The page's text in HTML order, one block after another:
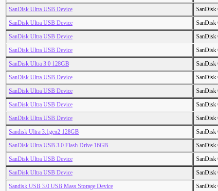
SanDisk Ultra USB Device
SanDisk
SanDisk Ultra USB Device
SanDisk
SanDisk Ultra USB Device
SanDisk
SanDisk Ultra USB Device
SanDisk
SanDisk Ultra 3.0 128GB
SanDisk
SanDisk Ultra USB Device
SanDisk
SanDisk Ultra USB Device
SanDisk
SanDisk Ultra USB Device
SanDisk
SanDisk Ultra USB Device
SanDisk
Sandisk Ultra 3.1gen2 128GB
SanDisk
SanDisk Ultra USB 3.0 Flash Drive 16GB
SanDisk
SanDisk Ultra USB Device
SanDisk
SanDisk Ultra USB Device
SanDisk
Sandisk USB 3.0 USB Mass Storage Device
SanDisk